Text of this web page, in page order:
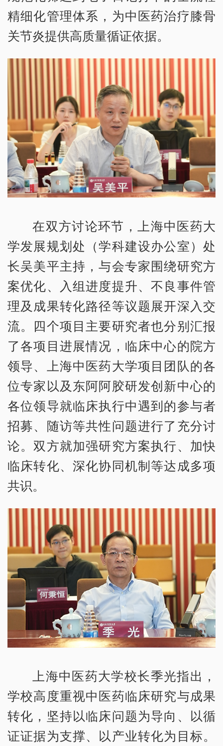
精细化管理体系，为中医药治疗膝骨
关节炎提供高质量循证依据。
在双方讨论环节，上海中医药大
学发展规划处（学科建设办公室）处
长吴美平主持，与会专家围绕研究方
案优化、入组进度提升、不良事件管
理及成果转化路径等议题展开深入交
流。四个项目主要研究者也分别汇报
了各项目进展情况，临床中心的院方
领导、上海中医药大学项目团队的各
位专家以及东阿阿胶研发创新中心的
各位领导就临床执行中遇到的参与者
招募、随访等共性问题进行了充分讨
论。双方就加强研究方案执行、加快
临床转化、深化协同机制等达成多项
共识。
上海中医药大学校长季光指出，
学校高度重视中医药临床研究与成果
转化，坚持以临床问题为导向、以循
证证据为支撑、以产业转化为目标。